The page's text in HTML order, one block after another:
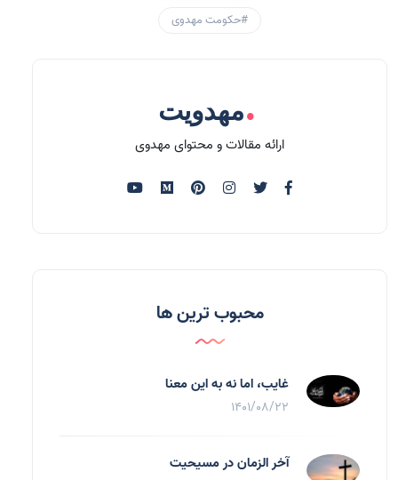
#حکومت مهدوی
.مهدویت
ارائه مقالات و محتوای مهدوی
محبوب ترین ها
غایب، اما نه به اين معنا
1401/08/22
آخر الزمان در مسیحیت